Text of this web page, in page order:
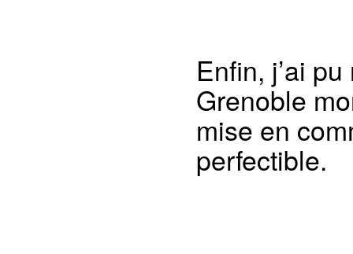
Enfin, j’ai
Grenoble
mise en
perfectible.